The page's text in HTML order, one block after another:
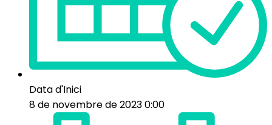
Data d'Inici
8 de novembre de 2023 0:00